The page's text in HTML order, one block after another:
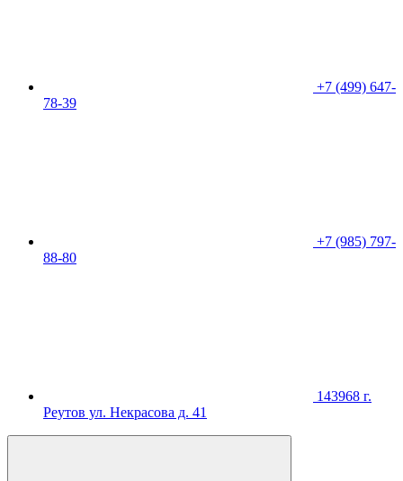
+7 (499) 647-
78-39
+7 (985) 797-
88-80
143968 г.
Реутов ул. Некрасова д. 41